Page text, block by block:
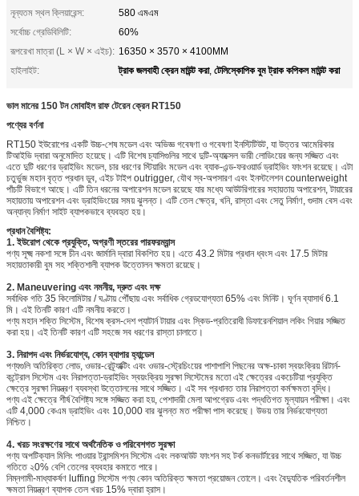
নূন্যতম স্থল ক্লিয়ারেন্স:
580 এমএম
সর্বোচ্চ গ্রেডিবিলিটি:
60%
রূপরেখা মাত্রা (L × W × এইচ): 16350 × 3570 × 4100MM
হাইলাইট:
ট্রাক জলবাহী ক্রেন মাউন্ট করা, টেলিস্কোপিক বুম ট্রাক কপিকল মাউন্ট করা
ভাল মানের 150 টন মোবাইল রাফ টেরেন ক্রেন RT150
পণ্যের বর্ণনা
RT150 ইউরোপের একটি উচ্চ-শেষ মডেল এবং অভিজ্ঞ গবেষণা ও গবেষণা ইনস্টিটিউট, যা উত্তর আমেরিকার
টিআইভি দ্বারা অনুমোদিত হয়েছে। এটি বিশেষ চ্যাসিগুলির সাথে দুটি-অ্যাক্সেল ভারী লোডিংয়ের জন্য সজ্জিত এবং
এতে দুটি ধরণের ড্রাইভিং মডেল, চার ধরণের স্টিয়ারিং মডেল এবং ব্যাক-এন্ড-ফরওয়ার্ড ড্রাইভিং ফাংশন রয়েছে। এটা
চতুর্ভুজ মহান বৃত্ত প্রধান ডুব, এইচ টাইপ outrigger, যৌথ স্ব-অপসারণ এবং ইনস্টলেশন counterweight
পাঁচটি বিভাগে আছে। এটি তিন ধরনের অপারেশন মডেল রয়েছে যার মধ্যে আউটরিগারের সহায়তায় অপারেশন, টায়ারের
সহায়তায় অপারেশন এবং ড্রাইভিংয়ের সময় ঝুলন্ত। এটি তেল ক্ষেত্র, খনি, রাস্তা এবং সেতু নির্মাণ, গুদাম বেস এবং
অন্যান্য নির্মাণ সাইট ব্যাপকভাবে ব্যবহৃত হয়।
প্রধান বৈশিষ্ট্য:
1. ইউরোপ থেকে প্রযুক্তি, অগ্রণী স্তরের পারফরম্যান্স
পণ্য সূক্ষ্ম নকশা সঙ্গে চীন এবং জার্মানি দ্বারা বিকশিত হয়। এতে 43.2 মিটার প্রধান ধ্বংস এবং 17.5 মিটার
সহায়তাকারী বুম সহ শক্তিশালী ব্যাপক উত্তোলন ক্ষমতা রয়েছে।
2. Maneuvering এবং নমনীয়, দ্রুত এবং দক্ষ
সর্বাধিক গতি 35 কিলোমিটার / ঘণ্টায় পৌঁছায় এবং সর্বাধিক গ্রেডযোগ্যতা 65% এবং মিনিট। ঘূর্ণন ব্যাসার্ধ 6.1
মি। এই তিনটি কারণ এটি নমনীয় করতে।
পণ্য মহান শক্তি সিস্টেম, বিশেষ ক্রস-দেশ প্যাটার্ন টায়ার এবং স্কিড-প্রতিরোধী ডিফারেনশিয়াল লকিং গিয়ার সজ্জিত
করা হয়। এই তিনটি কারণ এটি সহজে সব ধরণের রাস্তা চালাতে।
3. নিরাপদ এবং নির্ভরযোগ্য, কোন ব্যাপার হ্যান্ডেল
পণ্যগুলি অতিরিক্ত লোড, ওভার-রেট্র্যাক্টিং এবং ওভার-স্ট্রেচিংয়ের পাশাপাশি পিছনের অক্ষ-চাকা স্বয়ংক্রিয় রিটার্ন-
কন্ট্রোল সিস্টেম এবং নিরাপত্তা-ড্রাইভিং স্বয়ংক্রিয় সুরক্ষা সিস্টেমের মতো এই ক্ষেত্রের একচেটিয়া প্রযুক্তি
ক্ষেত্রে সুরক্ষা নিয়ন্ত্রণ ব্যবস্থা উত্তোলনের সাথে সজ্জিত। এই সব প্রধানত তার নিরাপত্তা কর্মক্ষমতা বৃদ্ধি।
পণ্য এই ক্ষেত্রে শীর্ষ বৈশিষ্ট্য সঙ্গে সজ্জিত করা হয়, পেশাদারী মেলা আপগ্রেড এবং পদ্ধতিগত মূল্যায়ন পরীক্ষা। এবং
এটি 4,000 কেএম ড্রাইভিং এবং 10,000 বার ঝুলন্ত মত পরীক্ষা পাস করেছে। উভয় তার নির্ভরযোগ্যতা
নিশ্চিত।
4. খরচ সংরক্ষণের সাথে অর্থনৈতিক ও পরিবেশগত সুরক্ষা
পণ্য অপটিক্যাল মিলিং পাওয়ার ট্রান্সমিশন সিস্টেম এবং লকআউট ফাংশন সহ টর্ক কনভার্টারের সাথে সজ্জিত, যা উচ্চ
গতিতে ২0% বেশি তেলের ব্যবহার কমাতে পারে।
নিম্নগামী-মাধ্যাকর্ষণ luffing সিস্টেম পণ্য কোন অতিরিক্ত ক্ষমতা প্রয়োজন তোলে। এবং বৈদ্যুতিক পরিবর্তনশীল
ক্ষমতা নিয়ন্ত্রণ ব্যাপক তেল খরচ 15% দ্বারা হ্রাস।